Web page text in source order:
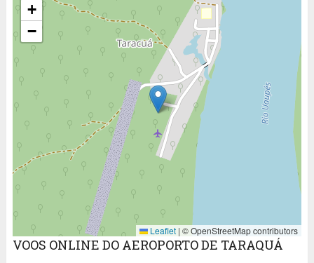
+
−
Leaflet | © OpenStreetMap contributors
VOOS ONLINE DO AEROPORTO DE TARAQUÁ